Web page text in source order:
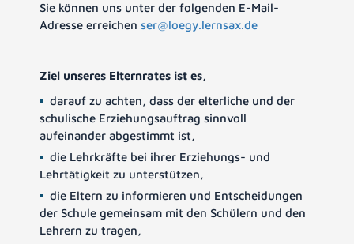
Sie können uns unter der folgenden E-Mail-
Adresse erreichen ser@loegy.lernsax.de
Ziel unseres Elternrates ist es,
darauf zu achten, dass der elterliche und der
schulische Erziehungsauftrag sinnvoll
aufeinander abgestimmt ist,
die Lehrkräfte bei ihrer Erziehungs- und
Lehrtätigkeit zu unterstützen,
die Eltern zu informieren und Entscheidungen
der Schule gemeinsam mit den Schülern und den
Lehrern zu tragen,